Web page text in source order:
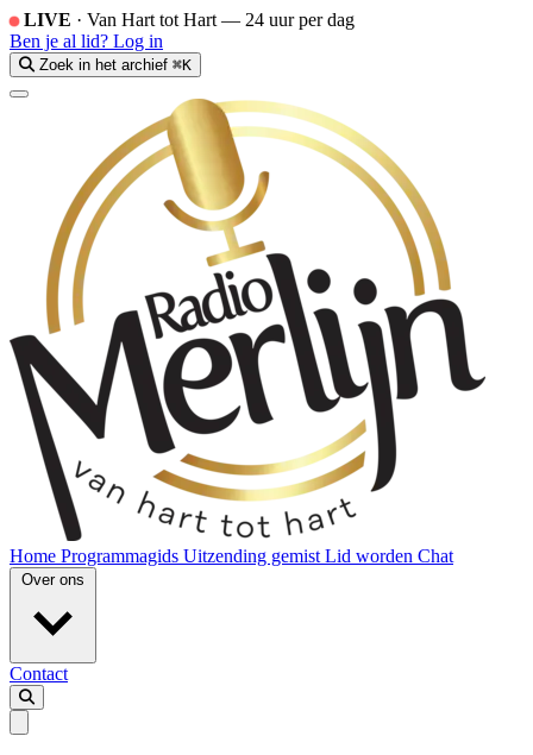
LIVE · Van Hart tot Hart — 24 uur per dag
Ben je al lid? Log in
Zoek in het archief ⌘K
Home Programmagids Uitzending gemist Lid worden Chat
Over ons
Contact